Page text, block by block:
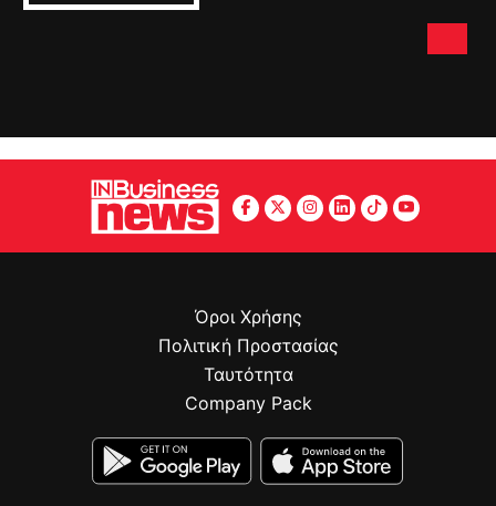
Όροι Χρήσης
Πολιτική Προστασίας
Ταυτότητα
Company Pack